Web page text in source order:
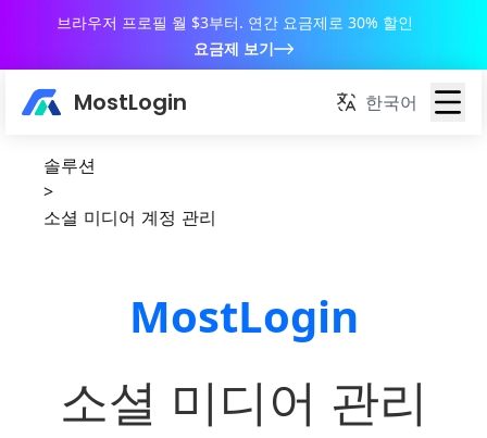
브라우저 프로필 월 $3부터. 연간 요금제로 30% 할인
요금제 보기
MostLogin 한국어
솔루션
>
소셜 미디어 계정 관리
MostLogin
소셜 미디어 관리